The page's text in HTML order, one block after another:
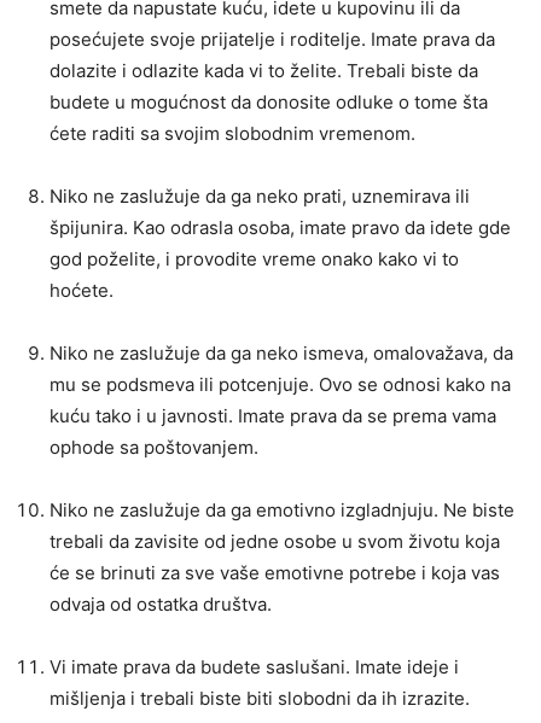
smete da napustate kuću, idete u kupovinu ili da
posećujete svoje prijatelje i roditelje. Imate prava da
dolazite i odlazite kada vi to želite. Trebali biste da
budete u mogućnost da donosite odluke o tome šta
ćete raditi sa svojim slobodnim vremenom.
Niko ne zaslužuje da ga neko prati, uznemirava ili
špijunira. Kao odrasla osoba, imate pravo da idete gde
god poželite, i provodite vreme onako kako vi to
hoćete.
Niko ne zaslužuje da ga neko ismeva, omalovažava, da
mu se podsmeva ili potcenjuje. Ovo se odnosi kako na
kuću tako i u javnosti. Imate prava da se prema vama
ophode sa poštovanjem.
Niko ne zaslužuje da ga emotivno izgladnjuju. Ne biste
trebali da zavisite od jedne osobe u svom životu koja
će se brinuti za sve vaše emotivne potrebe i koja vas
odvaja od ostatka društva.
Vi imate prava da budete saslušani. Imate ideje i
mišljenja i trebali biste biti slobodni da ih izrazite.